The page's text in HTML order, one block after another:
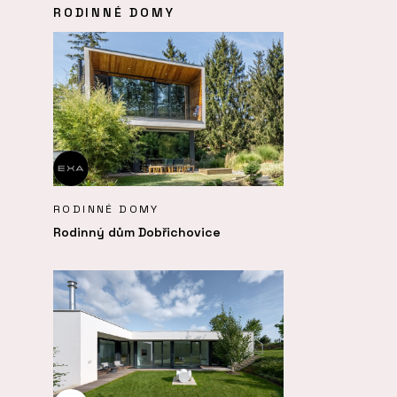
RODINNÉ DOMY
RODINNÉ DOMY
Rodinný dům Dobřichovice